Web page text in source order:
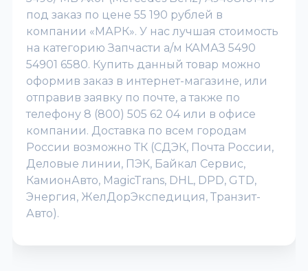
под заказ по цене 55 190 рублей в
компании «МАРК». У нас лучшая стоимость
на категорию Запчасти а/м КАМАЗ 5490
54901 6580. Купить данный товар можно
оформив заказ в интернет-магазине, или
отправив заявку по почте, а также по
телефону 8 (800) 505 62 04 или в офисе
компании. Доставка по всем городам
России возможно ТК (СДЭК, Почта России,
Деловые линии, ПЭК, Байкал Сервис,
КамионАвто, MagicTrans, DHL, DPD, GTD,
Энергия, ЖелДорЭкспедиция, Транзит-
Авто).